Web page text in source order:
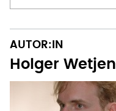
AUTOR:IN
Holger Wetjen